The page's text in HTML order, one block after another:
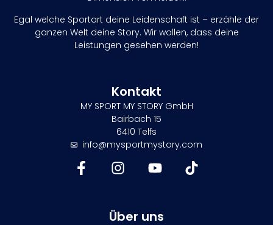
Egal welche Sportart deine Leidenschaft ist – erzähle der
ganzen Welt deine Story. Wir wollen, dass deine
Leistungen gesehen werden!
Kontakt
MY SPORT MY STORY GmbH
Bairbach 15
6410 Telfs
info@mysportmystory.com
Über uns